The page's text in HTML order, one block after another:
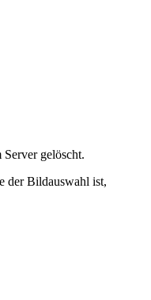
gelöscht.
der Bildauswahl ist,